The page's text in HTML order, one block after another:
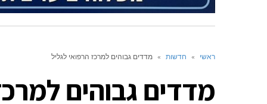
ראשי » חדשות » מדדים גבוהים למרכז הרפואי לגליל
מדדים גבוהים